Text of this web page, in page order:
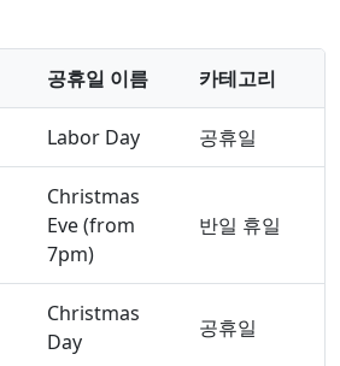
공휴일 이름 카테고리
Labor Day 공휴일
Christmas
Eve (from
7pm)
반일 휴일
Christmas
Day
공휴일